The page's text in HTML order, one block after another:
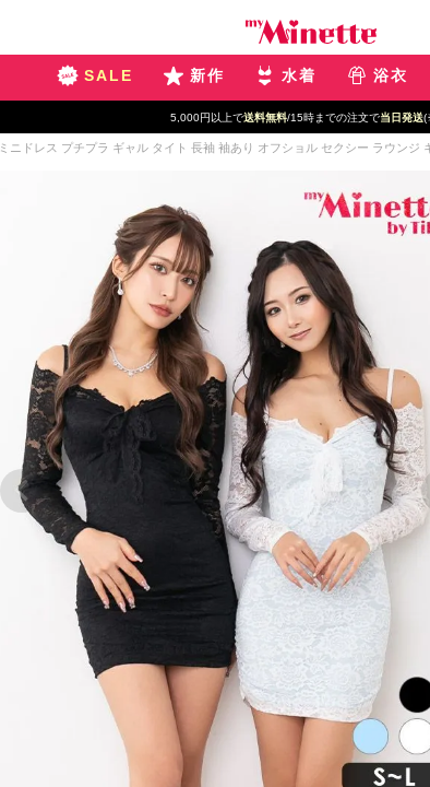
SALE 新作 水着 浴衣
5,000円以上で送料無料/15時までの注文で当日発送
ミニドレス プチプラ ギャル タイト 長袖 袖あり オフショル セクシー ラウン